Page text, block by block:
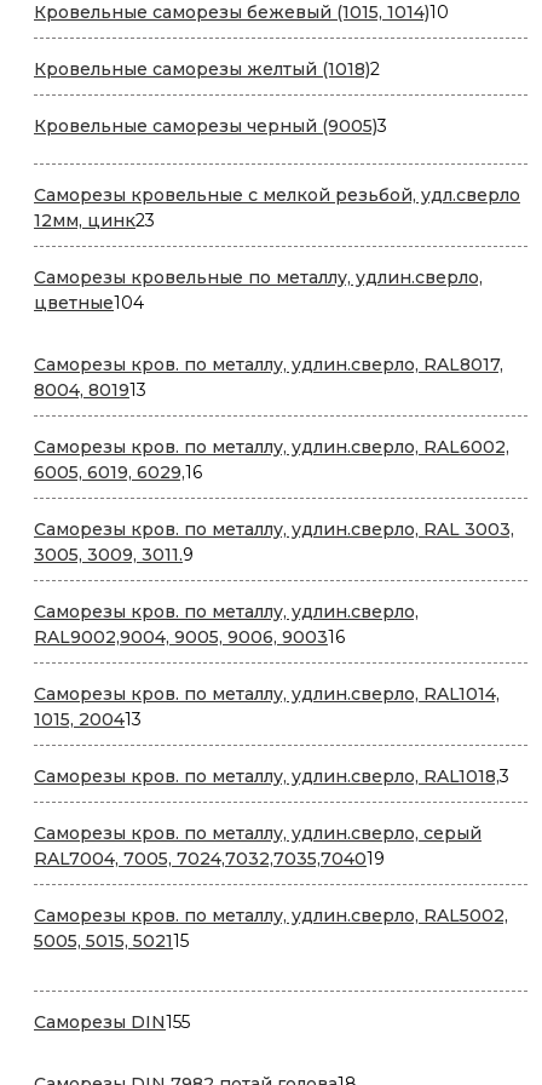
Кровельные саморезы бежевый (1015, 1014)10
товаров
Кровельные саморезы желтый (1018)2
товара
Кровельные саморезы черный (9005)3
Саморезы кровельные с мелкой резьбой, удл.сверло
12мм, цинк23
товара
Саморезы кровельные по металлу, удлин.сверло,
цветные104104
Саморезы кров. по металлу, удлин.сверло, RAL8017,
8004, 801913
товаров
Саморезы кров. по металлу, удлин.сверло, RAL6002,
6005, 6019, 6029,1616
товаров
Саморезы кров. по металлу, удлин.сверло, RAL 3003,
3005, 3009, 3011.9
товаров
Саморезы кров. по металлу, удлин.сверло,
RAL9002,9004, 9005, 9006, 90031616
товаров
Саморезы кров. по металлу, удлин.сверло, RAL1014,
1015, 200413
товаров
Саморезы кров. по металлу, удлин.сверло, RAL1018,3
Саморезы кров. по металлу, удлин.сверло, серый
RAL7004, 7005, 7024,7032,7035,704019
товаров
Саморезы кров. по металлу, удлин.сверло, RAL5002,
5005, 5015, 50211515
Саморезы DIN155155